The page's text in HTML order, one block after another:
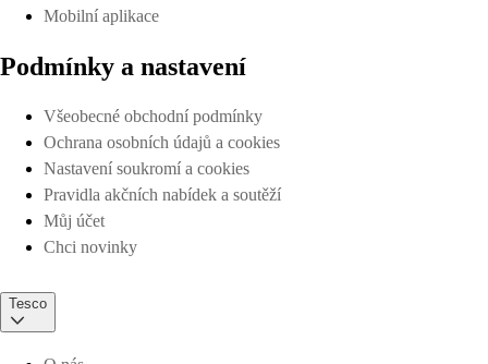
Mobilní aplikace
Podmínky a nastavení
Všeobecné obchodní podmínky
Ochrana osobních údajů a cookies
Nastavení soukromí a cookies
Pravidla akčních nabídek a soutěží
Můj účet
Chci novinky
Tesco